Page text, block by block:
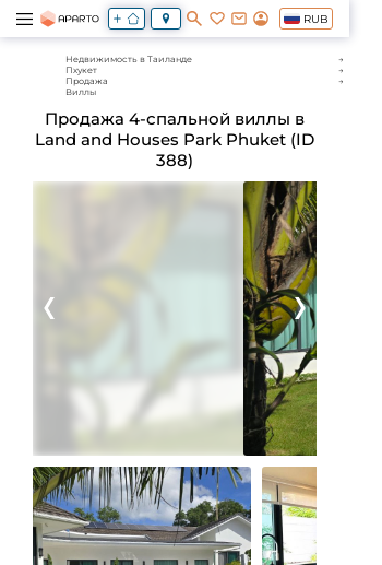
RUB
Недвижимость в Таиланде
Пхукет
Продажа
Виллы
Продажа 4-спальной виллы в
Land and Houses Park Phuket (ID
388)